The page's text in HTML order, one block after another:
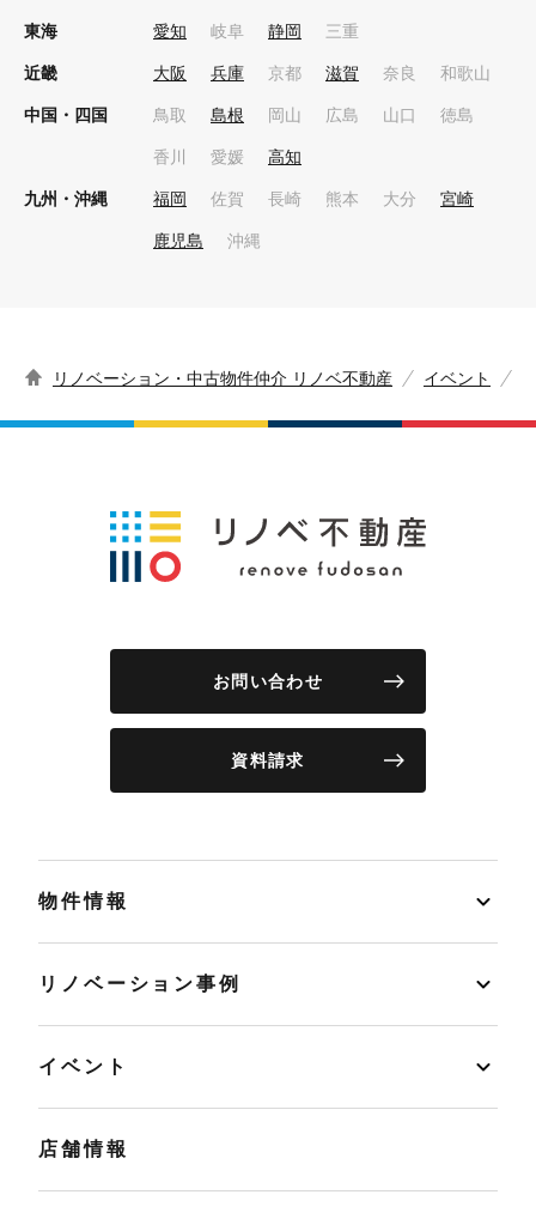
東海 愛知 岐阜 静岡 三重
近畿 大阪 兵庫 京都 滋賀 奈良 和歌山
中国・四国 鳥取 島根 岡山 広島 山口 徳島
香川 愛媛 高知
九州・沖縄 福岡 佐賀 長崎 熊本 大分 宮崎
鹿児島 沖縄
リノベーション・中古物件仲介 リノベ不動産 イベント
お問い合わせ
資料請求
物件情報
リノベーション事例
イベント
店舗情報